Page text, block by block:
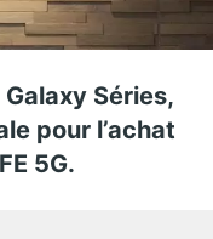
Séries,
pour l’achat
5G.